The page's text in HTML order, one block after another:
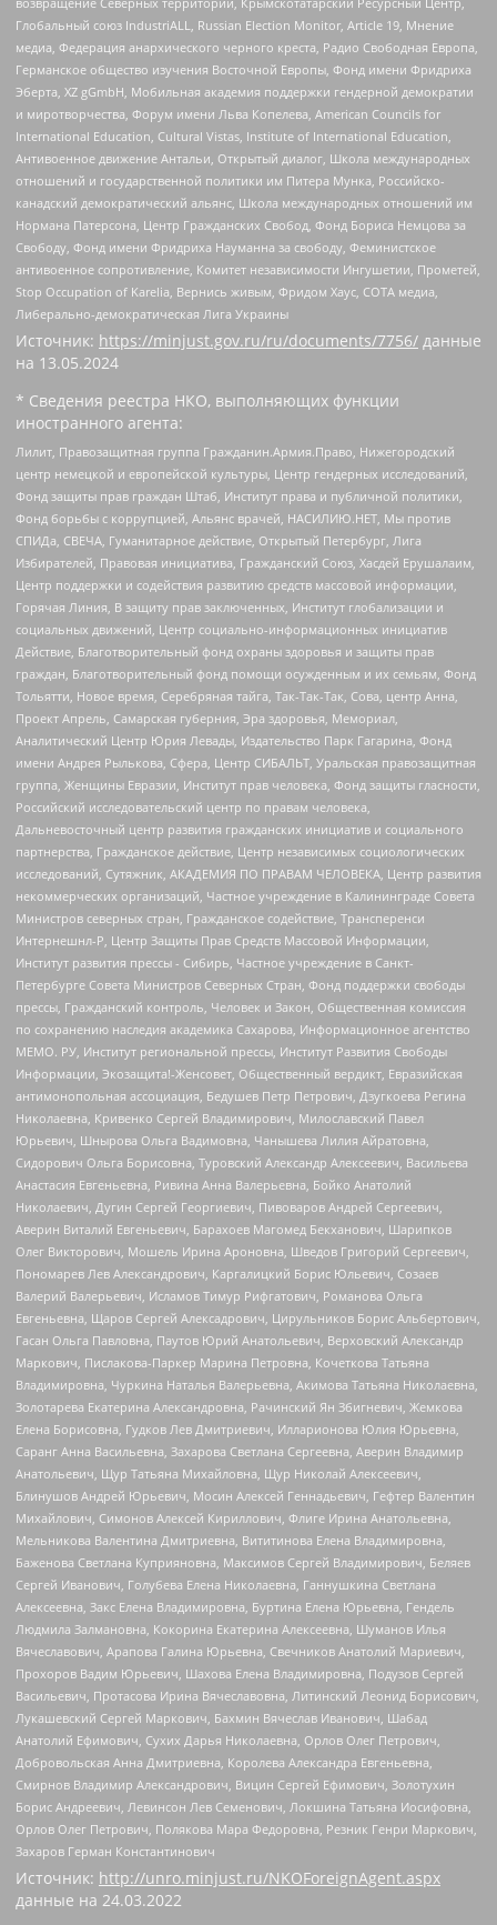
Глобальный союз IndustriALL, Russian Election Monitor, Article 19, Мнение
медиа, Федерация анархического черного креста, Радио Свободная Европа,
Германское общество изучения Восточной Европы, Фонд имени Фридриха
Эберта, XZ gGmbH, Мобильная академия поддержки гендерной демократии
и миротворчества, Форум имени Льва Копелева, American Councils for
International Education, Cultural Vistas, Institute of International Education,
Антивоенное движение Антальи, Открытый диалог, Школа международных
отношений и государственной политики им Питера Мунка, Российско-
канадский демократический альянс, Школа международных отношений им
Нормана Патерсона, Центр Гражданских Свобод, Фонд Бориса Немцова за
Свободу, Фонд имени Фридриха Науманна за свободу, Феминистское
антивоенное сопротивление, Комитет независимости Ингушетии, Прометей,
Stop Occupation of Karelia, Вернись живым, Фридом Хаус, СОТА медиа,
Либерально-демократическая Лига Украины
Источник: https://minjust.gov.ru/ru/documents/7756/ данные
на 13.05.2024
* Сведения реестра НКО, выполняющих функции
иностранного агента:
Лилит, Правозащитная группа Гражданин.Армия.Право, Нижегородский
центр немецкой и европейской культуры, Центр гендерных исследований,
Фонд защиты прав граждан Штаб, Институт права и публичной политики,
Фонд борьбы с коррупцией, Альянс врачей, НАСИЛИЮ.НЕТ, Мы против
СПИДа, СВЕЧА, Гуманитарное действие, Открытый Петербург, Лига
Избирателей, Правовая инициатива, Гражданский Союз, Хасдей Ерушалаим,
Центр поддержки и содействия развитию средств массовой информации,
Горячая Линия, В защиту прав заключенных, Институт глобализации и
социальных движений, Центр социально-информационных инициатив
Действие, Благотворительный фонд охраны здоровья и защиты прав
граждан, Благотворительный фонд помощи осужденным и их семьям, Фонд
Тольятти, Новое время, Серебряная тайга, Так-Так-Так, Сова, центр Анна,
Проект Апрель, Самарская губерния, Эра здоровья, Мемориал,
Аналитический Центр Юрия Левады, Издательство Парк Гагарина, Фонд
имени Андрея Рылькова, Сфера, Центр СИБАЛЬТ, Уральская правозащитная
группа, Женщины Евразии, Институт прав человека, Фонд защиты гласности,
Российский исследовательский центр по правам человека,
Дальневосточный центр развития гражданских инициатив и социального
партнерства, Гражданское действие, Центр независимых социологических
исследований, Сутяжник, АКАДЕМИЯ ПО ПРАВАМ ЧЕЛОВЕКА, Центр развития
некоммерческих организаций, Частное учреждение в Калининграде Совета
Министров северных стран, Гражданское содействие, Трансперенси
Интернешнл-Р, Центр Защиты Прав Средств Массовой Информации,
Институт развития прессы - Сибирь, Частное учреждение в Санкт-
Петербурге Совета Министров Северных Стран, Фонд поддержки свободы
прессы, Гражданский контроль, Человек и Закон, Общественная комиссия
по сохранению наследия академика Сахарова, Информационное агентство
МЕМО. РУ, Институт региональной прессы, Институт Развития Свободы
Информации, Экозащита!-Женсовет, Общественный вердикт, Евразийская
антимонопольная ассоциация, Бедушев Петр Петрович, Дзугкоева Регина
Николаевна, Кривенко Сергей Владимирович, Милославский Павел
Юрьевич, Шнырова Ольга Вадимовна, Чанышева Лилия Айратовна,
Сидорович Ольга Борисовна, Туровский Александр Алексеевич, Васильева
Анастасия Евгеньевна, Ривина Анна Валерьевна, Бойко Анатолий
Николаевич, Дугин Сергей Георгиевич, Пивоваров Андрей Сергеевич,
Аверин Виталий Евгеньевич, Барахоев Магомед Бекханович, Шарипков
Олег Викторович, Мошель Ирина Ароновна, Шведов Григорий Сергеевич,
Пономарев Лев Александрович, Каргалицкий Борис Юльевич, Созаев
Валерий Валерьевич, Исламов Тимур Рифгатович, Романова Ольга
Евгеньевна, Щаров Сергей Алексадрович, Цирульников Борис Альбертович,
Гасан Ольга Павловна, Паутов Юрий Анатольевич, Верховский Александр
Маркович, Пислакова-Паркер Марина Петровна, Кочеткова Татьяна
Владимировна, Чуркина Наталья Валерьевна, Акимова Татьяна Николаевна,
Золотарева Екатерина Александровна, Рачинский Ян Збигневич, Жемкова
Елена Борисовна, Гудков Лев Дмитриевич, Илларионова Юлия Юрьевна,
Саранг Анна Васильевна, Захарова Светлана Сергеевна, Аверин Владимир
Анатольевич, Щур Татьяна Михайловна, Щур Николай Алексеевич,
Блинушов Андрей Юрьевич, Мосин Алексей Геннадьевич, Гефтер Валентин
Михайлович, Симонов Алексей Кириллович, Флиге Ирина Анатольевна,
Мельникова Валентина Дмитриевна, Вититинова Елена Владимировна,
Баженова Светлана Куприяновна, Максимов Сергей Владимирович, Беляев
Сергей Иванович, Голубева Елена Николаевна, Ганнушкина Светлана
Алексеевна, Закс Елена Владимировна, Буртина Елена Юрьевна, Гендель
Людмила Залмановна, Кокорина Екатерина Алексеевна, Шуманов Илья
Вячеславович, Арапова Галина Юрьевна, Свечников Анатолий Мариевич,
Прохоров Вадим Юрьевич, Шахова Елена Владимировна, Подузов Сергей
Васильевич, Протасова Ирина Вячеславовна, Литинский Леонид Борисович,
Лукашевский Сергей Маркович, Бахмин Вячеслав Иванович, Шабад
Анатолий Ефимович, Сухих Дарья Николаевна, Орлов Олег Петрович,
Добровольская Анна Дмитриевна, Королева Александра Евгеньевна,
Смирнов Владимир Александрович, Вицин Сергей Ефимович, Золотухин
Борис Андреевич, Левинсон Лев Семенович, Локшина Татьяна Иосифовна,
Орлов Олег Петрович, Полякова Мара Федоровна, Резник Генри Маркович,
Захаров Герман Константинович
Источник: http://unro.minjust.ru/NKOForeignAgent.aspx
данные на 24.03.2022